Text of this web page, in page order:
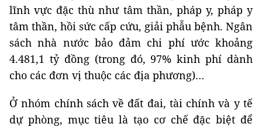
lĩnh vực đặc thù như tâm thần, pháp y, pháp y
tâm thần, hồi sức cấp cứu, giải phẫu bệnh. Ngân
sách nhà nước bảo đảm chi phí ước khoảng
4.481,1 tỷ đồng (trong đó, 97% kinh phí dành
cho các đơn vị thuộc các địa phương)…
Ở nhóm chính sách về đất đai, tài chính và y tế
dự phòng, mục tiêu là tạo cơ chế đặc biệt để